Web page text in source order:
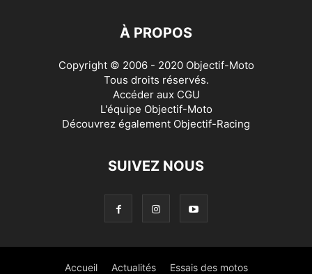
À PROPOS
Copyright © 2006 - 2020 Objectif-Moto
Tous droits réservés.
Accéder aux CGU
L'équipe Objectif-Moto
Découvrez également Objectif-Racing
SUIVEZ NOUS
Accueil Actualités Essais des motos